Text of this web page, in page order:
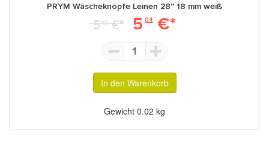
PRYM Wäscheknöpfe Leinen 28'' 18 mm weiß
560€* 5 04 €*
1
In den Warenkorb
Gewicht 0.02 kg